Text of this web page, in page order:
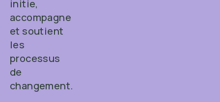
initie,
accompagne
et soutient
les
processus
de
changement.